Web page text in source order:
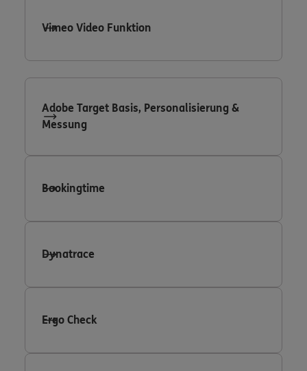
Vimeo Video Funktion
Adobe Target Basis, Personalisierung &
Messung
Bookingtime
Dynatrace
Ergo Check